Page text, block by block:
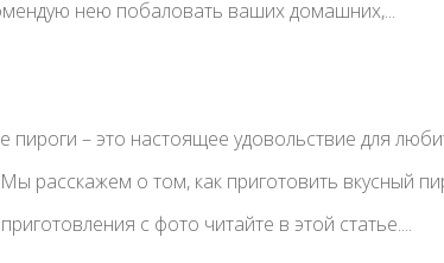
нею побаловать ваших домашних,...
пироги – это настоящее удовольствие для
расскажем о том, как приготовить вкусный
с фото читайте в этой статье....